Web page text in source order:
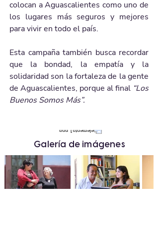
colocan a Aguascalientes como uno de
los lugares más seguros y mejores
para vivir en todo el país.
Esta campaña también busca recordar
que la bondad, la empatía y la
solidaridad son la fortaleza de la gente
de Aguascalientes, porque al final “Los
Buenos Somos Más”.
Galería de imágenes